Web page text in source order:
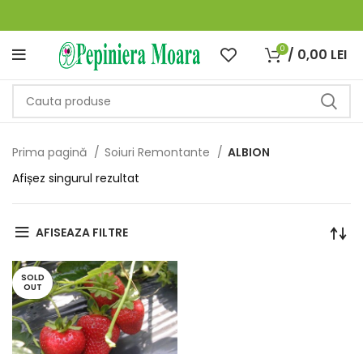
0 / 0,00 LEI
Prima pagină Soiuri Remontante
ALBION
Afișez singurul rezultat
AFISEAZA FILTRE
SOLD
OUT